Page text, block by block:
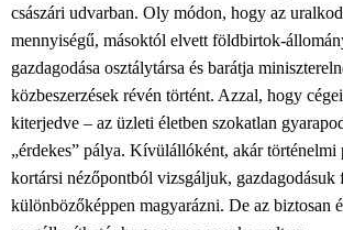
császári udvarban. Oly módon, hogy az
mennyiségű, másoktól elvett földbirtok-
gazdagodása osztálytársa és barátja
közbeszerzések révén történt. Azzal, hogy
kiterjedve – az üzleti életben szokatlan
„érdekes” pálya. Kívülállóként, akár történelmi
kortársi nézőpontból vizsgáljuk, gazdagodásuk
különbözőképpen magyarázni. De az biztosan